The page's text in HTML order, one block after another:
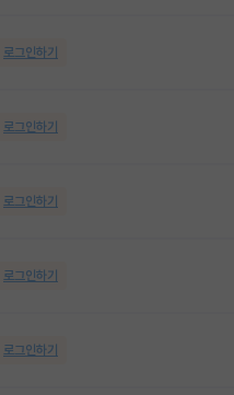
로그인하기
로그인하기
로그인하기
로그인하기
로그인하기